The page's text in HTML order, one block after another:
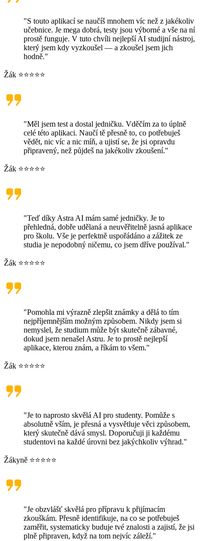
"S touto aplikací se naučíš mnohem víc než z jakékoliv
učebnice. Je mega dobrá, testy jsou výborné a vše na ní
prostě funguje. V tuto chvíli nejlepší AI studijní nástroj,
který jsem kdy vyzkoušel — a zkoušel jsem jich
hodně."
Žák ⭐⭐⭐⭐⭐
"Měl jsem test a dostal jedničku. Vděčím za to úplně
celé této aplikaci. Naučí tě přesně to, co potřebuješ
vědět, nic víc a nic míň, a ujistí se, že jsi opravdu
připravený, než půjdeš na jakékoliv zkoušení."
Žák ⭐⭐⭐⭐⭐
"Teď díky Astra AI mám samé jedničky. Je to
přehledná, dobře udělaná a neuvěřitelně jasná aplikace
pro školu. Vše je perfektně uspořádáno a zážitek ze
studia je nepodobný ničemu, co jsem dříve používal."
Žák ⭐⭐⭐⭐⭐
"Pomohla mi výrazně zlepšit známky a dělá to tím
nejpříjemnějším možným způsobem. Nikdy jsem si
nemyslel, že studium může být skutečně zábavné,
dokud jsem nenašel Astru. Je to prostě nejlepší
aplikace, kterou znám, a říkám to všem."
Žák ⭐⭐⭐⭐⭐
"Je to naprosto skvělá AI pro studenty. Pomůže s
absolutně vším, je přesná a vysvětluje věci způsobem,
který skutečně dává smysl. Doporučuji ji každému
studentovi na každé úrovni bez jakýchkoliv výhrad."
Žákyně ⭐⭐⭐⭐⭐
"Je obzvlášť skvělá pro přípravu k přijímacím
zkouškám. Přesně identifikuje, na co se potřebuješ
zaměřit, systematicky buduje tvé znalosti a zajistí, že jsi
plně připraven, když na tom nejvíc záleží."